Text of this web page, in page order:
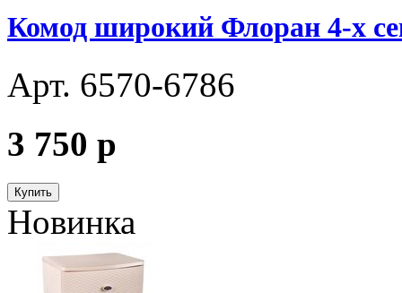
Комод широкий Флоран 4-х
Арт. 6570-6786
3 750 p
Купить
Новинка